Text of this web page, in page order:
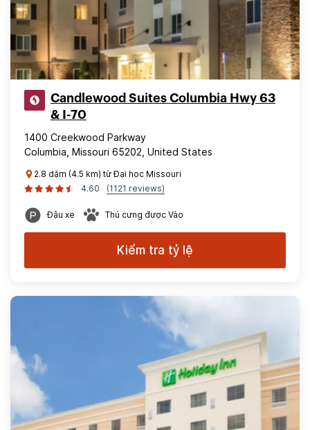
Candlewood Suites Columbia Hwy 63
& I-70
1400 Creekwood Parkway
Columbia, Missouri 65202, United States
2.8 dặm (4.5 km) từ Đại học Missouri
4.60
(1121 reviews)
Đậu xe Thú cưng được Vào
Kiểm tra tỷ lệ